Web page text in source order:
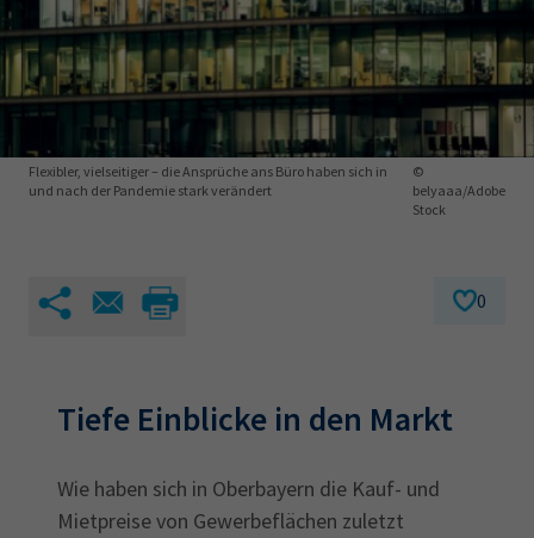
Leichte Sprache
IHK regional
Karriere
EN
AdA
34d
Prüfungstermine
Wirtschaftsfachwirt
34f
Negativerklärung
Sachkundeprüfung
Berichtsheft
AEVO
Betriebswirt Prüfbericht
Flexibler, vielseitiger – die Ansprüche ans Büro haben sich in
und nach der Pandemie stark verändert
©
belyaaa/Adobe
Stock
0
Tiefe Einblicke in den Markt
Wie haben sich in Oberbayern die Kauf- und
Mietpreise von Gewerbeflächen zuletzt